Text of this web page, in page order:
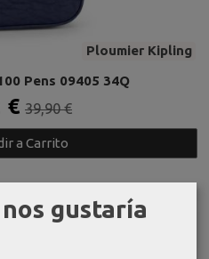
Ploumier Kipling
Pens 09405 34Q
€ 39,90 €
a Carrito
gustaría